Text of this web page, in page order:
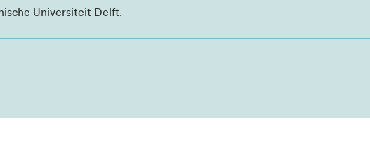
Universiteit Delft.